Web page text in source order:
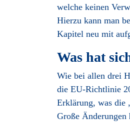
welche keinen
Hierzu kann man
Kapitel neu mit
Was hat
Wie bei allen drei
die EU-Richtlinie
Erklärung, was die
Große Änderungen